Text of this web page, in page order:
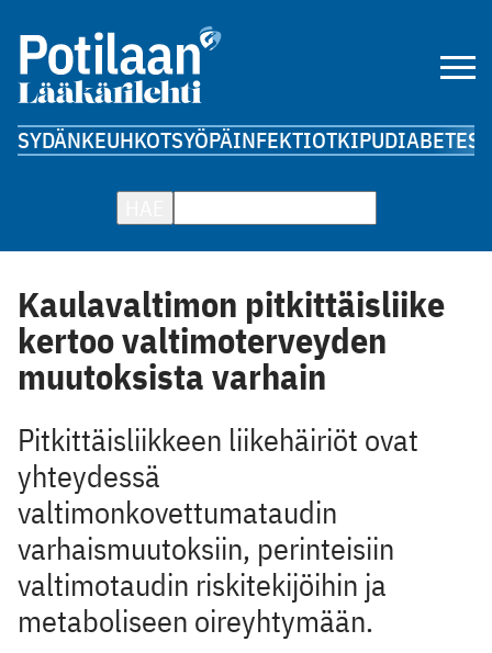
SYDÄNKEUHKOTSYÖPÄINFEKTIOTKIPUDIABETES
Kaulavaltimon pitkittäisliike
kertoo valtimoterveyden
muutoksista varhain
Pitkittäisliikkeen liikehäiriöt ovat
yhteydessä
valtimonkovettumataudin
varhaismuutoksiin, perinteisiin
valtimotaudin riskitekijöihin ja
metaboliseen oireyhtymään.